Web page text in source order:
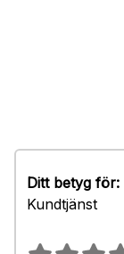
Ditt betyg för:
Kundtjänst